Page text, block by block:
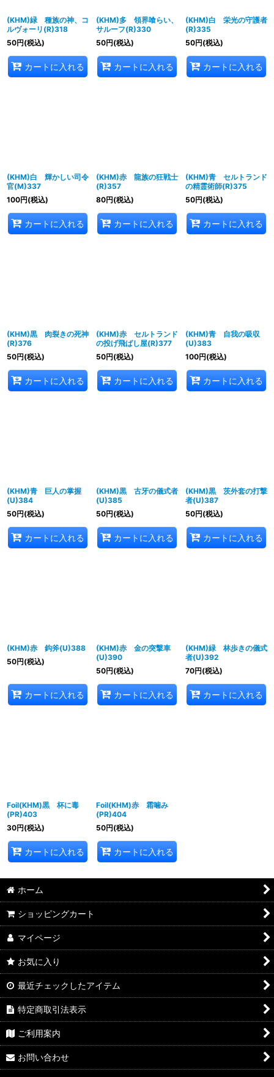
(KHM)緑 種族の神、コ
ルヴォーリ(R)318
50円(税込)
カートに入れる
(KHM)多 領界喰らい、
サルーフ(R)330
50円(税込)
カートに入れる
(KHM)白 栄光の守護者
(R)335
50円(税込)
カートに入れる
(KHM)白 輝かしい司令
官(M)337
100円(税込)
カートに入れる
(KHM)赤 龍族の狂戦士
(R)357
80円(税込)
カートに入れる
(KHM)青 セルトランド
の精霊術師(R)375
50円(税込)
カートに入れる
(KHM)黒 肉裂きの死神
(R)376
50円(税込)
カートに入れる
(KHM)赤 セルトランド
の投げ飛ばし屋(R)377
50円(税込)
カートに入れる
(KHM)青 自我の吸収
(U)383
100円(税込)
カートに入れる
(KHM)青 巨人の掌握
(U)384
50円(税込)
カートに入れる
(KHM)黒 古牙の儀式者
(U)385
50円(税込)
カートに入れる
(KHM)黒 茨外套の打撃
者(U)387
50円(税込)
カートに入れる
(KHM)赤 鈎斧(U)388
50円(税込)
カートに入れる
(KHM)赤 金の突撃車
(U)390
50円(税込)
カートに入れる
(KHM)緑 林歩きの儀式
者(U)392
70円(税込)
カートに入れる
Foil(KHM)黒 杯に毒
(PR)403
30円(税込)
カートに入れる
Foil(KHM)赤 霜噛み
(PR)404
50円(税込)
カートに入れる
ホーム
ショッピングカート
マイページ
お気に入り
最近チェックしたアイテム
特定商取引法表示
ご利用案内
お問い合わせ